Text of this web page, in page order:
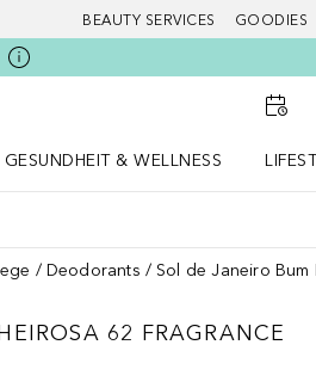
BEAUTY SERVICES GOODIES
GESUNDHEIT & WELLNESS
Deodorants Sol de Janeiro Bum
62 FRAGRANCE